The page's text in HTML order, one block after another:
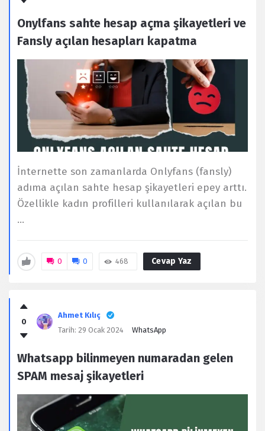
Onylfans sahte hesap açma şikayetleri ve
Fansly açılan hesapları kapatma
İnternette son zamanlarda Onlyfans (fansly)
adıma açılan sahte hesap şikayetleri epey arttı.
Özellikle kadın profilleri kullanılarak açılan bu
...
0 0 468 Cevap Yaz
0
Ahmet Kılıç
Tarih: 29 Ocak 2024 WhatsApp
Whatsapp bilinmeyen numaradan gelen
SPAM mesaj şikayetleri